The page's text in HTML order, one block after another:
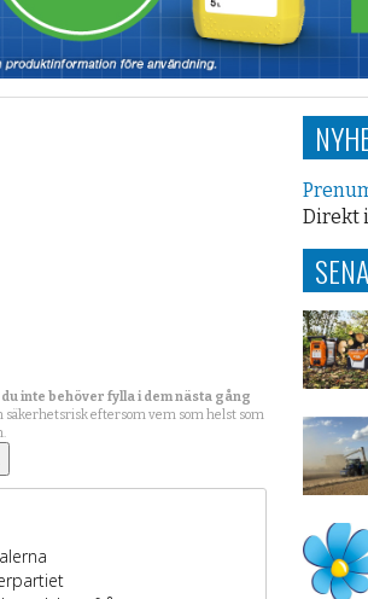
inte behöver fylla i dem nästa gång
säkerhetsrisk eftersom vem som helst som
Direkt